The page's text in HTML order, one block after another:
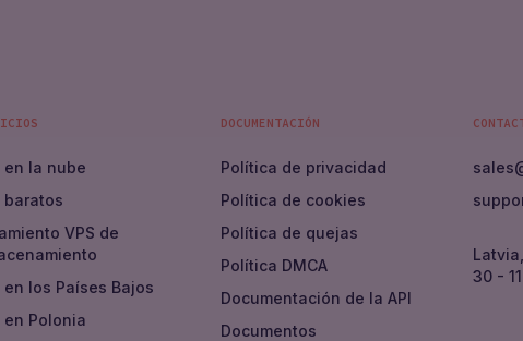
en la nube
baratos
VPS de
en los Países Bajos
en Polonia
DOCUMENTACIÓN
Política de privacidad
Política de cookies
Política de quejas
Política DMCA
Documentación de la API
Documentos
sales
30 -